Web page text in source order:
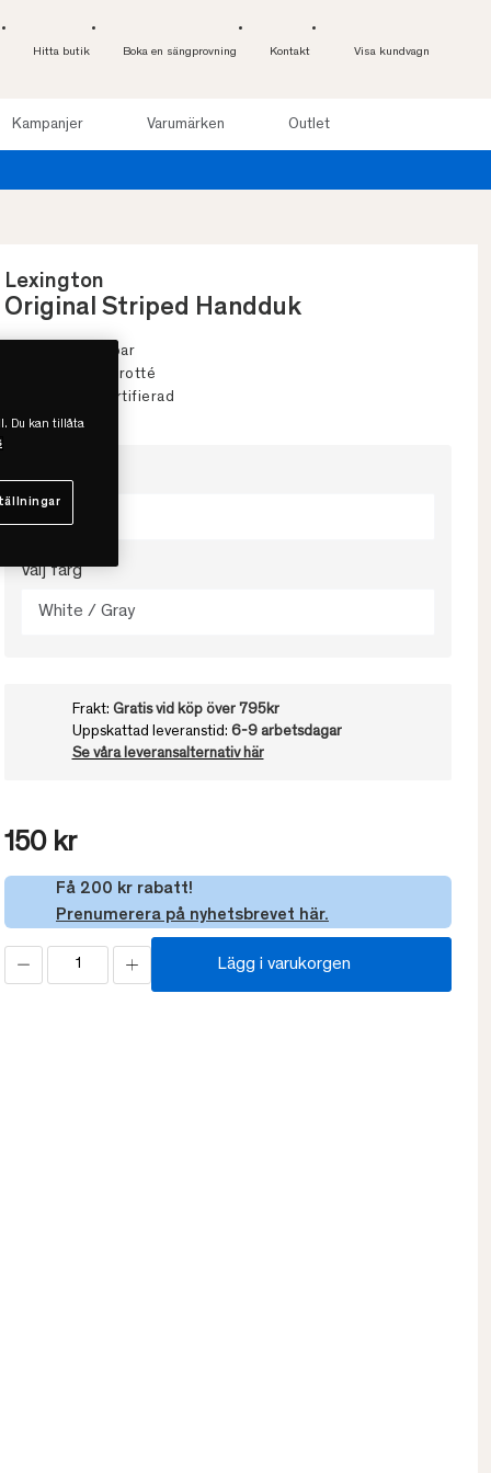
Hitta butik Boka en sängprovning Kontakt Visa kundvagn
Kampanjer Varumärken Outlet
Lexington
Original Striped Handduk
• Klassisk & hållbar
• 100% bomullsfrotté
• OEKO-TEX-certifierad
Välj färg
White / Gray
Frakt: Gratis vid köp över 795kr
Uppskattad leveranstid: 6-9 arbetsdagar
Se våra leveransalternativ här
150 kr
Få 200 kr rabatt!
Prenumerera på nyhetsbrevet här.
Lägg i varukorgen
Du kan tillåta